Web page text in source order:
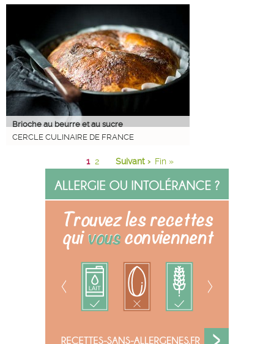
Brioche au beurre et au sucre
CERCLE CULINAIRE DE FRANCE
1 2 Suivant › Fin »